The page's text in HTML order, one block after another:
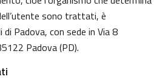
sono trattati, è
di Padova, con sede in Via 8
Padova (PD).